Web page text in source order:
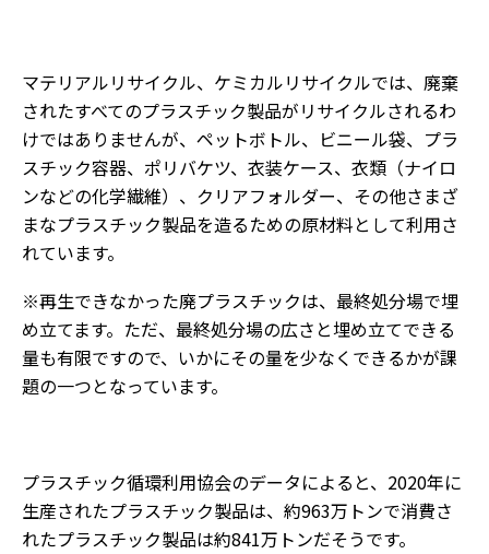
マテリアルリサイクル、ケミカルリサイクルでは、廃棄
されたすべてのプラスチック製品がリサイクルされるわ
けではありませんが、ペットボトル、ビニール袋、プラ
スチック容器、ポリバケツ、衣装ケース、衣類（ナイロ
ンなどの化学繊維）、クリアフォルダー、その他さまざ
まなプラスチック製品を造るための原材料として利用さ
れています。
※再生できなかった廃プラスチックは、最終処分場で埋
め立てます。ただ、最終処分場の広さと埋め立てできる
量も有限ですので、いかにその量を少なくできるかが課
題の一つとなっています。
プラスチック循環利用協会のデータによると、2020年に
生産されたプラスチック製品は、約963万トンで消費さ
れたプラスチック製品は約841万トンだそうです。